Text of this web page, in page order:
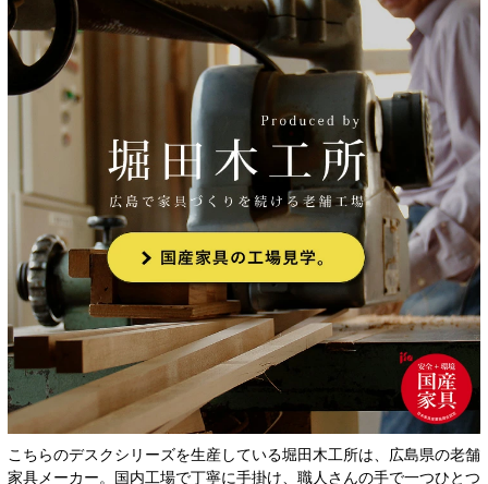
こちらのデスクシリーズを生産している堀田木工所は、広島県の老舗
家具メーカー。国内工場で丁寧に手掛け、職人さんの手で一つひとつ